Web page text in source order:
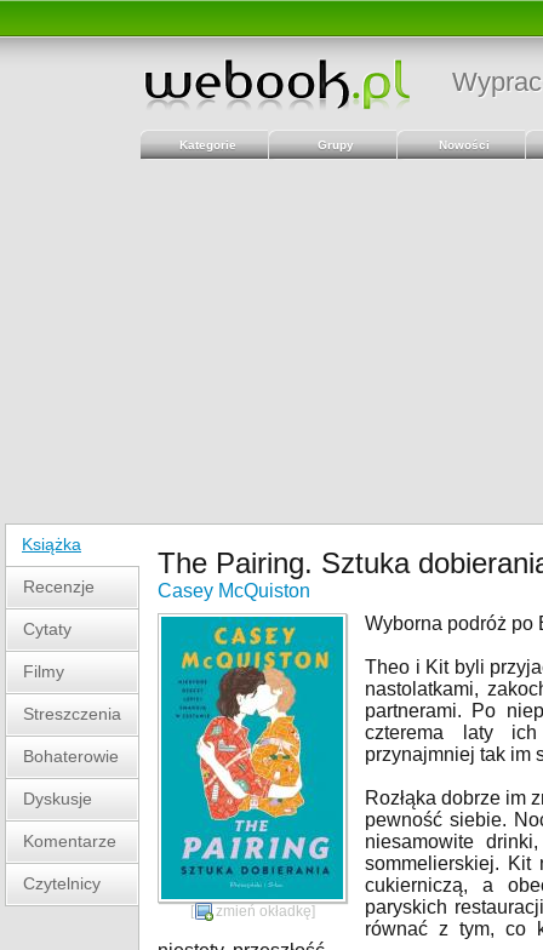
Kategorie Grupy Nowości
Książka
Recenzje
Cytaty
Filmy
Streszczenia
Bohaterowie
Dyskusje
Komentarze
Czytelnicy
The Pairing. Sztuka
Casey McQuiston
[ zmień okładkę]
Wyborna podróż po
Theo i Kit byli
nastolatkami,
partnerami. Po
czterema laty
przynajmniej tak im
Rozłąka dobrze im
pewność siebie.
niesamowite
sommelierskiej. Kit
cukierniczą, a
paryskich
równać z tym, co